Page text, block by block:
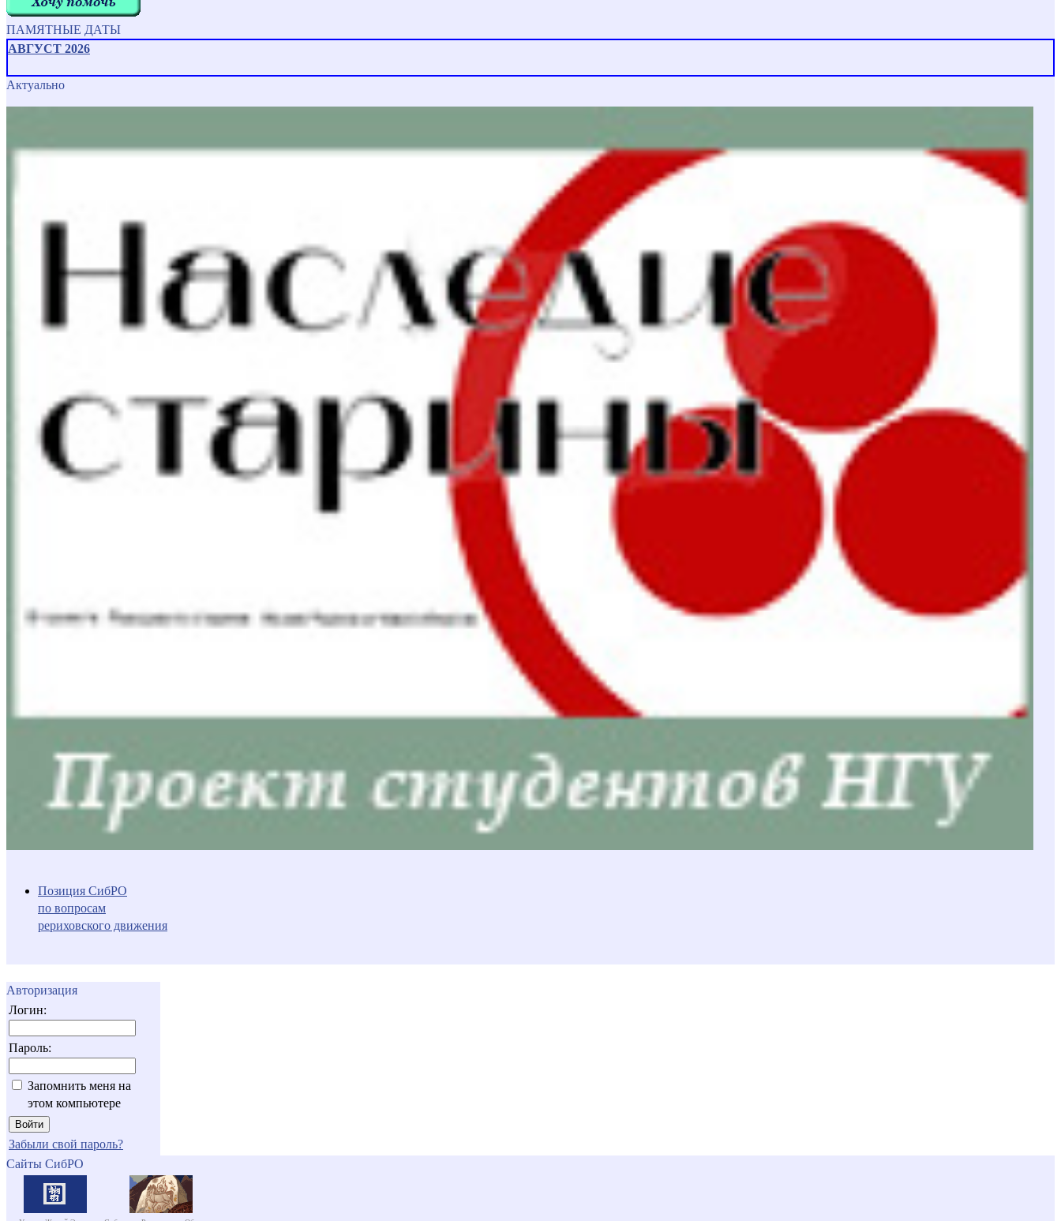
ПАМЯТНЫЕ ДАТЫ
АВГУСТ 2026
Актуально
Позиция СибРО
по вопросам
рериховского движения
Авторизация
Логин:
Пароль:
Запомнить меня на
этом компьютере
Забыли свой пароль?
Сайты СибРО